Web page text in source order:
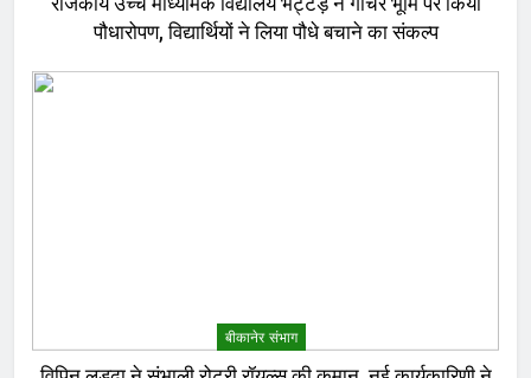
पौधारोपण, विद्यार्थियों ने लिया पौधे बचाने का संकल्प
बीकानेर संभाग